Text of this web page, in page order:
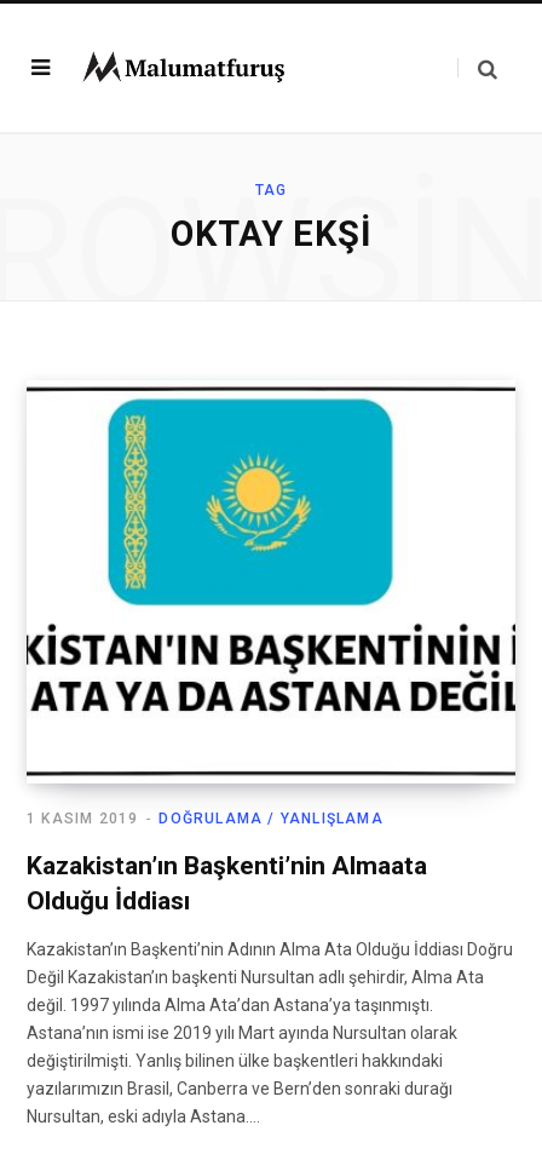
TAG
OKTAY EKŞI
DOĞRULAMA / YANLIŞLAMA
1 KASIM 2019
Kazakistan’ın Başkenti’nin Almaata
Olduğu İddiası
Kazakistan’ın Başkenti’nin Adının Alma Ata Olduğu İddiası Doğru
Değil Kazakistan’ın başkenti Nursultan adlı şehirdir, Alma Ata
değil. 1997 yılında Alma Ata’dan Astana’ya taşınmıştı.
Astana’nın ismi ise 2019 yılı Mart ayında Nursultan olarak
değiştirilmişti. Yanlış bilinen ülke başkentleri hakkındaki
yazılarımızın Brasil, Canberra ve Bern’den sonraki durağı
Nursultan, eski adıyla Astana.…